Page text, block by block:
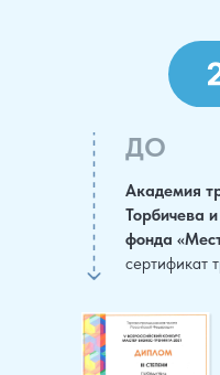
Академия
Торбичева
фонда
сертификат
ДО